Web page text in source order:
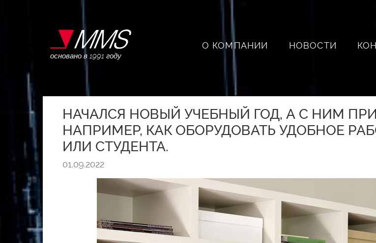
основано в 1991 году
О КОМПАНИИ НОВОСТИ
НАЧАЛСЯ НОВЫЙ УЧЕБНЫЙ ГОД, А С НИМ
НАПРИМЕР, КАК ОБОРУДОВАТЬ УДОБНОЕ
ИЛИ СТУДЕНТА.
01.09.2022